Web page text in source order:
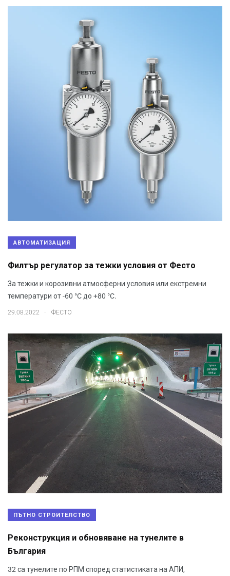
АВТОМАТИЗАЦИЯ
Филтър регулатор за тежки условия от Фесто
За тежки и корозивни атмосферни условия или екстремни
температури от -60 °C до +80 °C.
29.08.2022 . ФЕСТО
ПЪТНО СТРОИТЕЛСТВО
Реконструкция и обновяване на тунелите в
България
32 са тунелите по РПМ според статистиката на АПИ,